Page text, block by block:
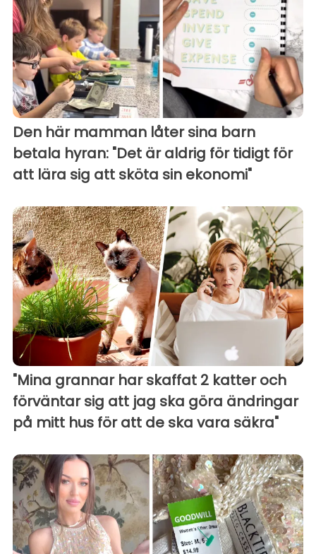
Den här mamman låter sina barn
betala hyran: "Det är aldrig för tidigt för
att lära sig att sköta sin ekonomi"
"Mina grannar har skaffat 2 katter och
förväntar sig att jag ska göra ändringar
på mitt hus för att de ska vara säkra"